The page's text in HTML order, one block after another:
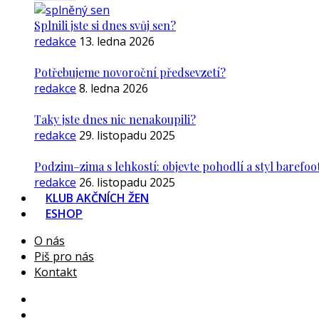
Splnili jste si dnes svůj sen?
redakce 13. ledna 2026
Potřebujeme novoroční předsevzetí?
redakce 8. ledna 2026
Taky jste dnes nic nenakoupili?
redakce 29. listopadu 2025
Podzim–zima s lehkostí: objevte pohodlí a styl
redakce 26. listopadu 2025
KLUB AKČNÍCH ŽEN
ESHOP
O nás
Piš pro nás
Kontakt